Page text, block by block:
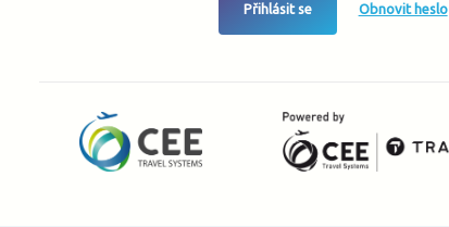
Přihlásit se Obnovit heslo